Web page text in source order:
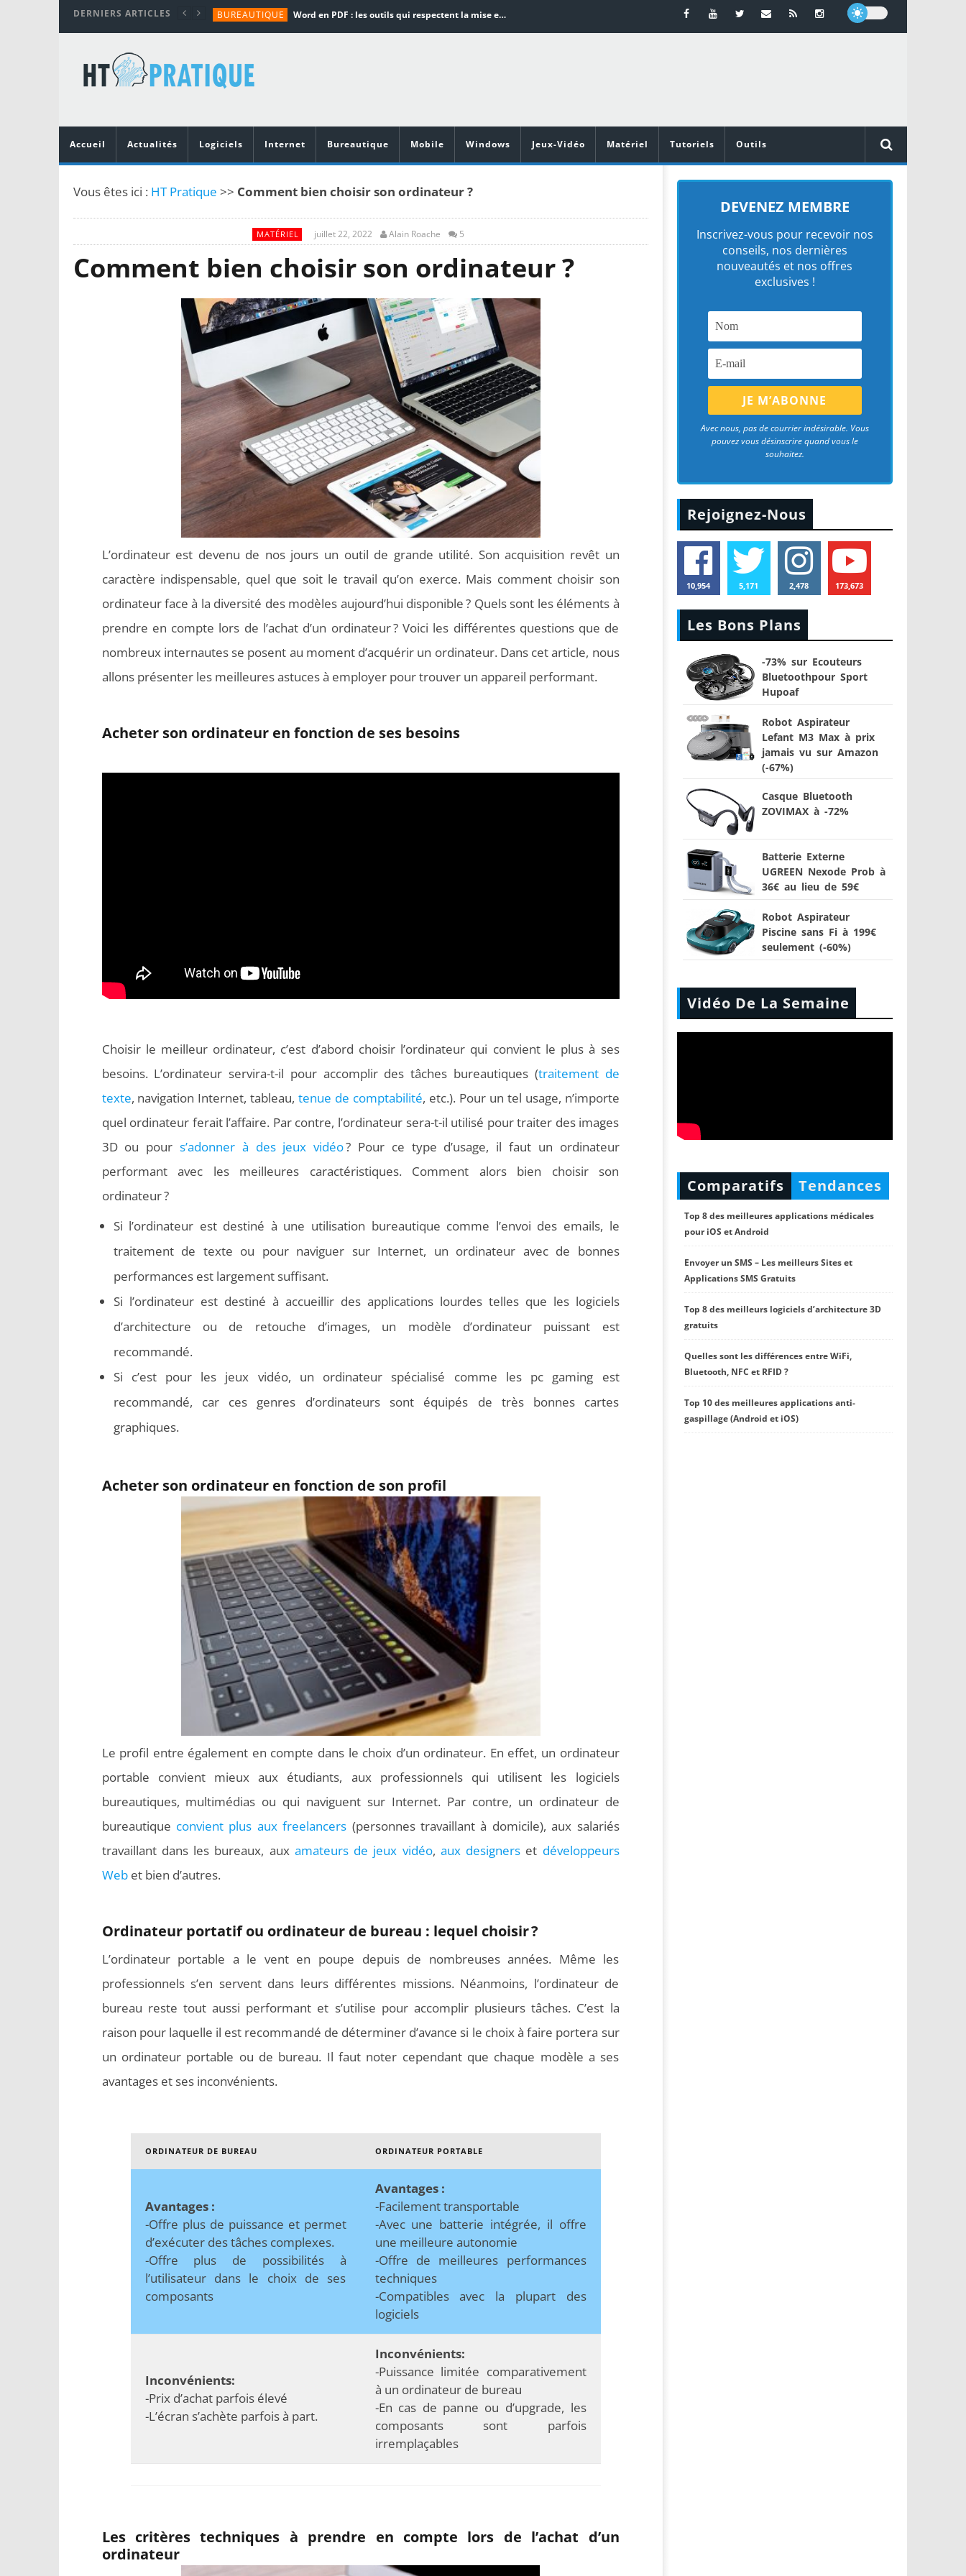
DERNIERS ARTICLES BUREAUTIQUE Word en PDF : les outils qui respectent la mise en page
TUTORIALS
MATÉRIEL
Vidéoprojecteurs Asus : Top 6 des meilleurs modèles de la marque
Accueil
Actualités Logiciels Internet Bureautique Mobile Windows Jeux-Vidéo Matériel Tutoriels Outils
Vous êtes ici : HT Pratique >> Comment bien choisir son ordinateur ?
MATÉRIEL juillet 22, 2022 Alain Roache 5
Comment bien choisir son ordinateur ?
L’ordinateur est devenu de nos jours un outil de grande utilité. Son acquisition revêt un
caractère indispensable, quel que soit le travail qu’on exerce. Mais comment choisir son
ordinateur face à la diversité des modèles aujourd’hui disponible ? Quels sont les éléments à
prendre en compte lors de l’achat d’un ordinateur ? Voici les différentes questions que de
nombreux internautes se posent au moment d’acquérir un ordinateur. Dans cet article, nous
allons présenter les meilleures astuces à employer pour trouver un appareil performant.
Acheter son ordinateur en fonction de ses besoins
Choisir le meilleur ordinateur, c’est d’abord choisir l’ordinateur qui convient le plus à ses
besoins. L’ordinateur servira-t-il pour accomplir des tâches bureautiques (traitement de
texte, navigation Internet, tableau,tenue de comptabilité, etc.). Pour un tel usage, n’importe
quel ordinateur ferait l’affaire. Par contre, l’ordinateur sera-t-il utilisé pour traiter des images
3D ou pour s’adonner à des jeux vidéo? Pour ce type d’usage, il faut un ordinateur
performant avec les meilleures caractéristiques. Comment alors bien choisir son
ordinateur ?
Si l’ordinateur est destiné à une utilisation bureautique comme l’envoi des emails, le
traitement de texte ou pour naviguer sur Internet, un ordinateur avec de bonnes
performances est largement suffisant.
Si l’ordinateur est destiné à accueillir des applications lourdes telles que les logiciels
d’architecture ou de retouche d’images, un modèle d’ordinateur puissant est
recommandé.
Si c’est pour les jeux vidéo, un ordinateur spécialisé comme les pc gaming est
recommandé, car ces genres d’ordinateurs sont équipés de très bonnes cartes
graphiques.
Acheter son ordinateur en fonction de son profil
Le profil entre également en compte dans le choix d’un ordinateur. En effet, un ordinateur
portable convient mieux aux étudiants, aux professionnels qui utilisent les logiciels
bureautiques, multimédias ou qui naviguent sur Internet. Par contre, un ordinateur de
bureautique convient plus aux freelancers (personnes travaillant à domicile), aux salariés
travaillant dans les bureaux, aux amateurs de jeux vidéo, aux designers et développeurs
Webet bien d’autres.
Ordinateur portatif ou ordinateur de bureau : lequel choisir ?
L’ordinateur portable a le vent en poupe depuis de nombreuses années. Même les
professionnels s’en servent dans leurs différentes missions. Néanmoins, l’ordinateur de
bureau reste tout aussi performant et s’utilise pour accomplir plusieurs tâches. C’est la
raison pour laquelle il est recommandé de déterminer d’avance si le choix à faire portera sur
un ordinateur portable ou de bureau. Il faut noter cependant que chaque modèle a ses
avantages et ses inconvénients.
ORDINATEUR DE BUREAU ORDINATEUR PORTABLE
Avantages :
-Offre plus de puissance et permet
d’exécuter des tâches complexes.
-Offre plus de possibilités à
l’utilisateur dans le choix de ses
composants
Avantages :
-Facilement transportable
-Avec une batterie intégrée, il offre
une meilleure autonomie
-Offre de meilleures performances
techniques
-Compatibles avec la plupart des
logiciels
Inconvénients:
-Prix d’achat parfois élevé
-L’écran s’achète parfois à part.
Inconvénients:
-Puissance limitée comparativement
à un ordinateur de bureau
-En cas de panne ou d’upgrade, les
composants sont parfois
irremplaçables
Les critères techniques à prendre en compte lors de l’achat d’un
ordinateur
DEVENEZ MEMBRE
Inscrivez-vous pour recevoir nos
conseils, nos dernières
nouveautés et nos offres
exclusives !
Avec nous, pas de courrier indésirable. Vous
pouvez vous désinscrire quand vous le
souhaitez.
Rejoignez-Nous
10,954 5,171 2,478 173,673
Les Bons Plans
-73% sur Ecouteurs
Bluetoothpour Sport
Hupoaf
Robot Aspirateur
Lefant M3 Max à prix
jamais vu sur Amazon
(-67%)
Casque Bluetooth
ZOVIMAX à -72%
Batterie Externe
UGREEN Nexode Prob à
36€ au lieu de 59€
Robot Aspirateur
Piscine sans Fi à 199€
seulement (-60%)
Vidéo De La Semaine
Comparatifs Tendances
Top 8 des meilleures applications médicales
pour iOS et Android
Envoyer un SMS – Les meilleurs Sites et
Applications SMS Gratuits
Top 8 des meilleurs logiciels d’architecture 3D
gratuits
Quelles sont les différences entre WiFi,
Bluetooth, NFC et RFID ?
Top 10 des meilleures applications anti-
gaspillage (Android et iOS)